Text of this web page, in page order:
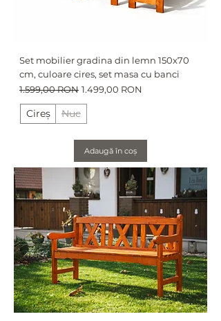
Set mobilier gradina din lemn 150x70
cm, culoare cires, set masa cu banci
Preț normal
1.599,00 RON Preț redus
1.499,00 RON
Cireș Nuc
Adaugă în coș